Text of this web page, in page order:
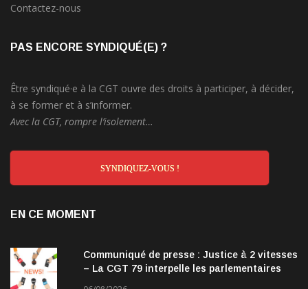
Contactez-nous
PAS ENCORE SYNDIQUÉ(E) ?
Être syndiqué·e à la CGT ouvre des droits à participer, à décider,
à se former et à s’informer.
Avec la CGT, rompre l’isolement…
SYNDIQUEZ-VOUS !
EN CE MOMENT
Communiqué de presse : Justice à 2 vitesses
– La CGT 79 interpelle les parlementaires